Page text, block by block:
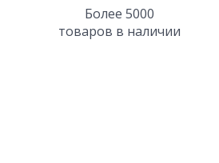
Более 5000
товаров в наличии